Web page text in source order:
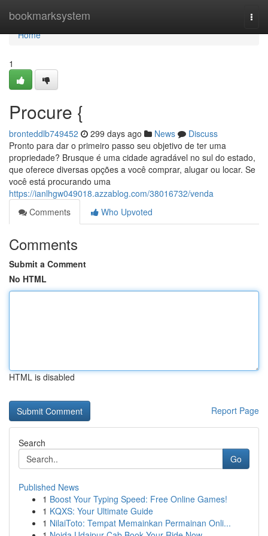
bookmarksystem
Home
Home
1
Procure {
bronteddlb749452 299 days ago News
Discuss
Pronto para dar o primeiro passo seu objetivo de ter uma
propriedade? Brusque é uma cidade agradável no sul do estado,
que oferece diversas opções a você comprar, alugar ou locar. Se
você está procurando uma
https://ianlhgw049018.azzablog.com/38016732/venda
Comments
Who Upvoted
Comments
Submit a Comment
No HTML
HTML is disabled
Report Page
Search
Go
Published News
1 Boost Your Typing Speed: Free Online Games!
1 KQXS: Your Ultimate Guide
1 NilaiToto: Tempat Memainkan Permainan Onli...